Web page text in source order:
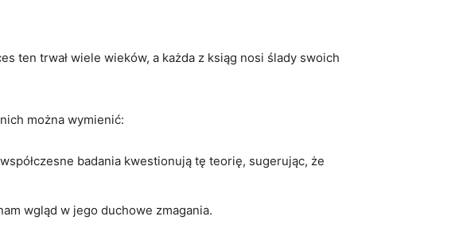
ten trwał wiele wieków, a każda z ksiąg nosi ślady swoich
można wymienić:
badania kwestionują tę teorię, sugerując, że
wgląd w jego duchowe zmagania.